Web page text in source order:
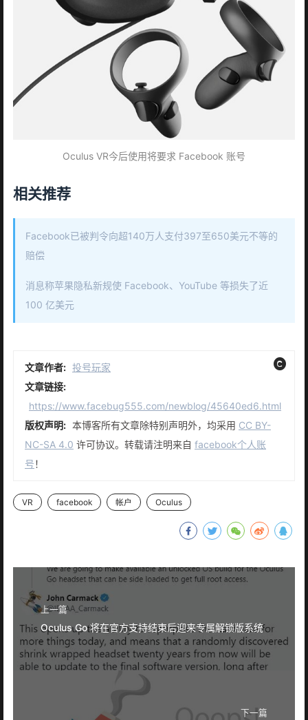
Oculus VR今后使用将要求 Facebook 账号
相关推荐
Facebook已被判令向超140万人支付397至650美元不等的
赔偿
消息称苹果隐私新规使 Facebook、YouTube 等损失了近
100 亿美元
文章作者: 投号玩家
文章链接:
https://www.facebug555.com/newblog/45640ed6.html
版权声明: 本博客所有文章除特别声明外，均采用 CC BY-
NC-SA 4.0 许可协议。转载请注明来自 facebook个人账
号！
VR facebook 帐户 Oculus
上一篇
Oculus Go 将在官方支持结束后迎来专属解锁版系统
下一篇